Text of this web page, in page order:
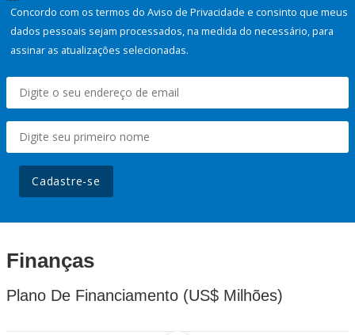
Concordo com os termos do Aviso de Privacidade e consinto que meus
dados pessoais sejam processados, na medida do necessário, para
assinar as atualizações selecionadas.
Cadastre-se
Finanças
Plano De Financiamento (US$ Milhões)